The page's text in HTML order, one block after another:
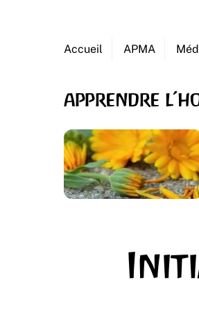
Accueil APMA
apprendre